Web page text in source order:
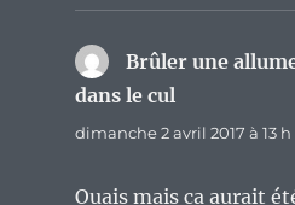
Brûler une
dans le cul
dimanche 2 avril 2017 à 13 h
Ouais mais ca aurait